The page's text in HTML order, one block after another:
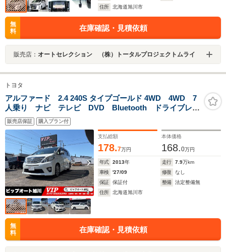
住所
北海道旭川市
無
料
在庫確認・見積依頼
販売店： オートセレクション （株）トータルプロジェクトムライ
トヨタ
アルファード 2.4 240S タイプゴールド 4WD 4WD 7
人乗り ナビ テレビ DVD Bluetooth ドライブレコ
ーダー ETC パワーバックドア 両側電動スライドド
ア LEDフォグランプ バックカメラ 100V電源 エン
ジンスターター スマートキー クルコン
販売店保証 購入プラン付
支払総額
178.7万円
本体価格
168.0万円
年式 2013年 走行 7.9万km
車検
'27/09 修復
なし
保証
保証付 整備
法定整備無
住所
北海道旭川市
無
料
在庫確認・見積依頼